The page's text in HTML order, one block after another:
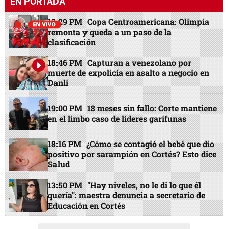
13:29 PM Copa Centroamericana: Olimpia
remonta y queda a un paso de la
clasificación
18:46 PM Capturan a venezolano por
muerte de expolicía en asalto a negocio en
Danlí
19:00 PM 18 meses sin fallo: Corte mantiene
en el limbo caso de líderes garífunas
18:16 PM ¿Cómo se contagió el bebé que dio
positivo por sarampión en Cortés? Esto dice
Salud
13:50 PM "Hay niveles, no le di lo que él
quería": maestra denuncia a secretario de
Educación en Cortés